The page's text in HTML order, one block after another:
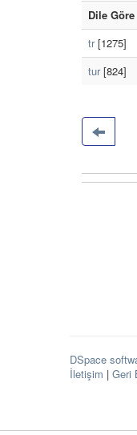
Dile Göre
tr[1275]
tur[824]
DSpace
İletişim | Geri